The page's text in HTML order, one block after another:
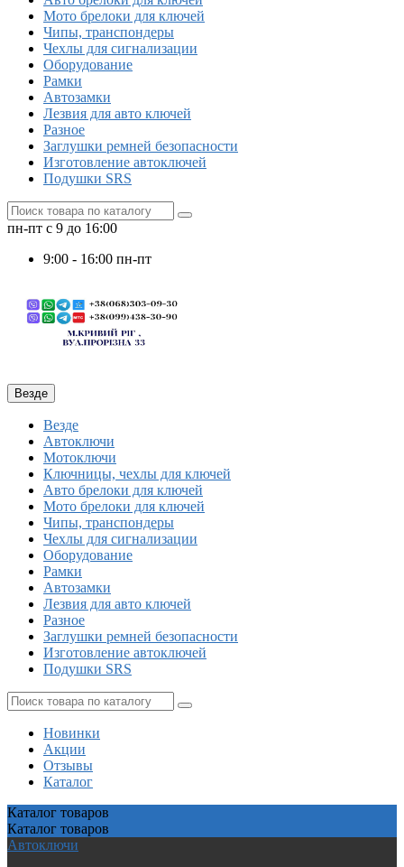
Мото брелоки для ключей
Чипы, транспондеры
Чехлы для сигнализации
Оборудование
Рамки
Автозамки
Лезвия для авто ключей
Разное
Заглушки ремней безопасности
Изготовление автоключей
Подушки SRS
пн-пт с 9 до 16:00
9:00 - 16:00 пн-пт
Везде
Везде
Автоключи
Мотоключи
Ключницы, чехлы для ключей
Авто брелоки для ключей
Мото брелоки для ключей
Чипы, транспондеры
Чехлы для сигнализации
Оборудование
Рамки
Автозамки
Лезвия для авто ключей
Разное
Заглушки ремней безопасности
Изготовление автоключей
Подушки SRS
Новинки
Акции
Отзывы
Каталог
Каталог товаров
Каталог товаров
Автоключи